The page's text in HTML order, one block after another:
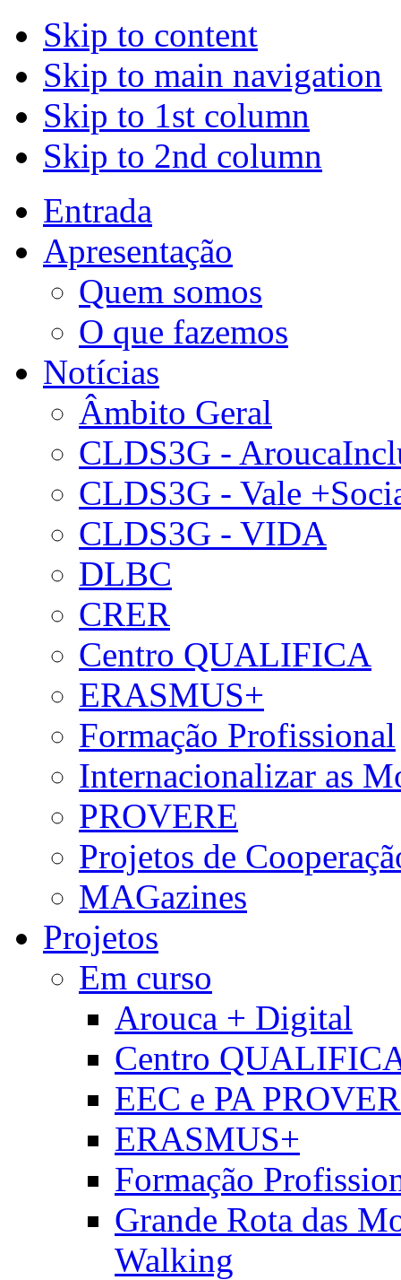
Skip to content
Skip to main navigation
Skip to 1st column
Skip to 2nd column
Entrada
Apresentação
Quem somos
O que fazemos
Notícias
Âmbito Geral
CLDS3G -
CLDS3G - Vale
CLDS3G - VIDA
DLBC
CRER
Centro QUALIFICA
ERASMUS+
Formação Profissional
Internacionalizar as
PROVERE
Projetos de
MAGazines
Projetos
Em curso
Arouca + Digital
Centro
EEC e PA
ERASMUS+
Formação
Grande Rota das
Walking